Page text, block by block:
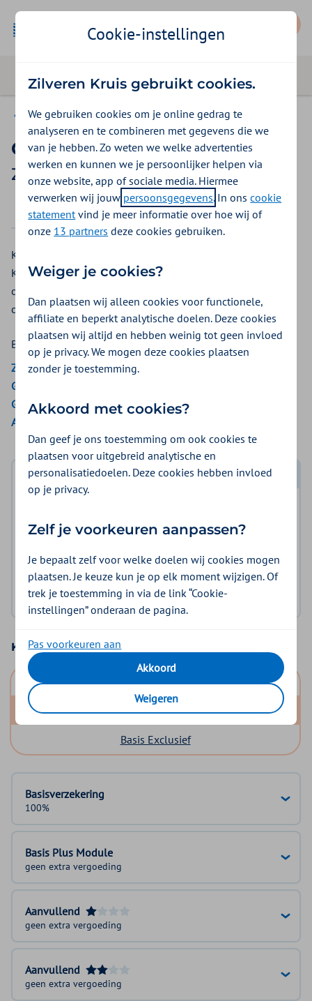
Vergoedingen
Ondersteek
Zilveren Kruis vergoeding 2026
2025 2026
Kunt u niet uit bed om naar het toilet te gaan? Bij Zilveren
Kruis krijgt u een vergoeding voor een ondersteek. Een
ondersteek of po is een soort pan met een deksel. U kunt de
ondersteek onder u schuiven terwijl u in bed zit.
Bekijk de vergoedingen van:
ZieZo
Gemeenten Optimaal
Gemeente Amsterdam
Aon Vitaal
Log in met DigiD
voor u gelden.
Log in met DigiD
Geen DigiD?Vraag aan
Kies uw basisverzekering
Basis Start
Basis Zeker
Basis Exclusief
Basisverzekering
100%
Basis Plus Module
geen extra vergoeding
Aanvullend
geen extra vergoeding
Aanvullend
geen extra vergoeding
Cookie-instellingen
Zilveren Kruis gebruikt cookies.
We gebruiken cookies om je online gedrag te
analyseren en te combineren met gegevens die we
van je hebben. Zo weten we welke advertenties
werken en kunnen we je persoonlijker helpen via
onze website, app of sociale media. Hiermee
verwerken wij jouw persoonsgegevens. In onscookie
statementvind je meer informatie over hoe wij of
onze 13 partners deze cookies gebruiken.
Weiger je cookies?
Dan plaatsen wij alleen cookies voor functionele,
affiliate en beperkt analytische doelen. Deze cookies
plaatsen wij altijd en hebben weinig tot geen invloed
op je privacy. We mogen deze cookies plaatsen
zonder je toestemming.
Akkoord met cookies?
Dan geef je ons toestemming om ook cookies te
plaatsen voor uitgebreid analytische en
personalisatiedoelen. Deze cookies hebben invloed
op je privacy.
Zelf je voorkeuren aanpassen?
Je bepaalt zelf voor welke doelen wij cookies mogen
plaatsen. Je keuze kun je op elk moment wijzigen. Of
trek je toestemming in via de link “Cookie-
instellingen” onderaan de pagina.
Pas voorkeuren aan
Akkoord
Weigeren